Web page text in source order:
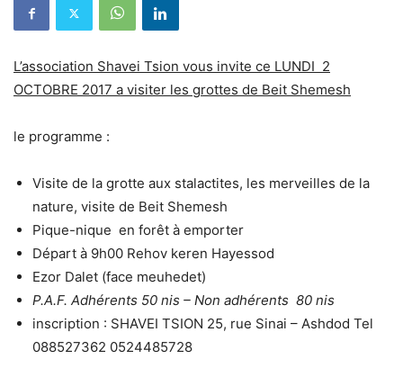
L’association Shavei Tsion vous invite ce LUNDI 2
OCTOBRE 2017 a visiter les grottes de Beit Shemesh
le programme :
Visite de la grotte aux stalactites, les merveilles de la
nature, visite de Beit Shemesh
Pique-nique en forêt à emporter
Départ à 9h00 Rehov keren Hayessod
Ezor Dalet (face meuhedet)
P.A.F. Adhérents 50 nis – Non adhérents 80 nis
inscription : SHAVEI TSION 25, rue Sinai – Ashdod Tel
088527362 0524485728